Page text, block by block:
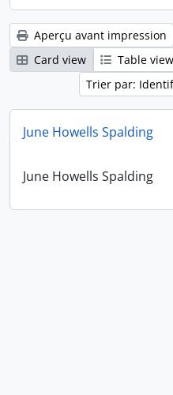
Aperçu avant impression
Card view
Table view
Trier par:
June Howells Spalding
June Howells Spalding